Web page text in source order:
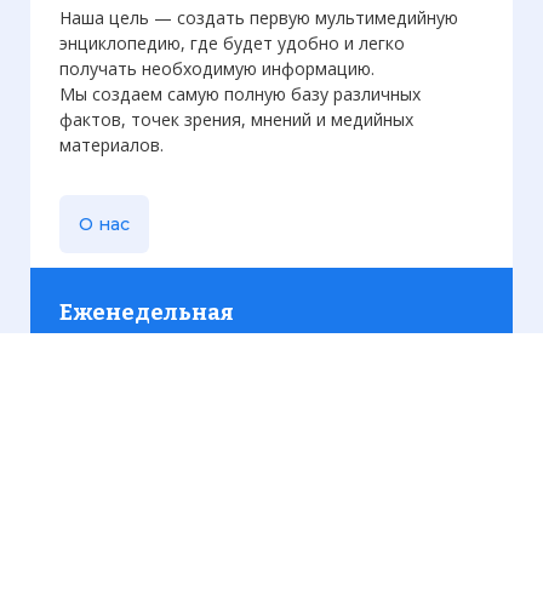
Наша цель — создать первую мультимедийную
энциклопедию, где будет удобно и легко
получать необходимую информацию.
Мы создаем самую полную базу различных
фактов, точек зрения, мнений и медийных
материалов.
О нас
Еженедельная